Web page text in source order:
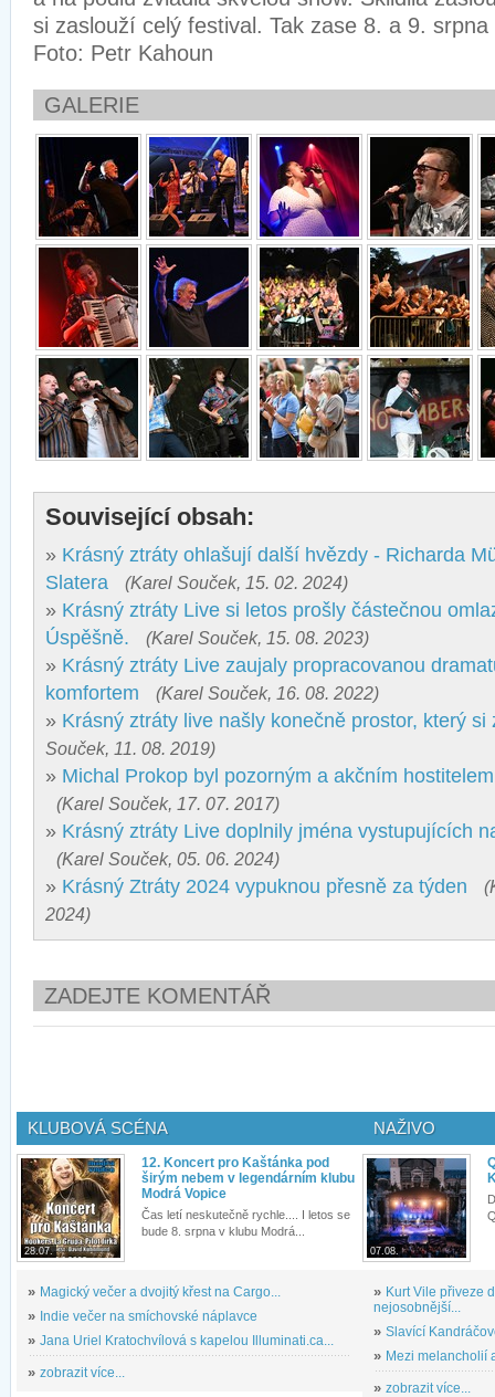
si zaslouží celý festival. Tak zase 8. a 9. srpna
Foto: Petr Kahoun
GALERIE
Související obsah:
» Krásný ztráty ohlašují další hvězdy - Richarda
Slatera
(Karel Souček, 15. 02. 2024)
» Krásný ztráty Live si letos prošly částečnou
Úspěšně.
(Karel Souček, 15. 08. 2023)
» Krásný ztráty Live zaujaly propracovanou
komfortem
(Karel Souček, 16. 08. 2022)
» Krásný ztráty live našly konečně prostor, který si
Souček, 11. 08. 2019)
» Michal Prokop byl pozorným a akčním
(Karel Souček, 17. 07. 2017)
» Krásný ztráty Live doplnily jména vystupujících
(Karel Souček, 05. 06. 2024)
» Krásný Ztráty 2024 vypuknou přesně za týden
2024)
ZADEJTE KOMENTÁŘ
KLUBOVÁ SCÉNA
28.07.
12. Koncert pro Kaštánka pod
širým nebem v legendárním klubu
Modrá Vopice
Čas letí neskutečně rychle.... I letos se
bude 8. srpna v klubu Modrá...
» Magický večer a dvojitý křest na Cargo...
» Indie večer na smíchovské náplavce
» Jana Uriel Kratochvílová s kapelou Illuminati.ca...
» zobrazit více...
NAŽIVO
07.08.
» Kurt Vile přiveze
nejosobnější...
» Slavící
» Mezi melancholií
» zobrazit více...